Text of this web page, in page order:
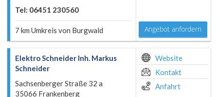
Tel: 06451 230560
7 km Umkreis von Burgwald Angebot anfordern
Elektro Schneider Inh. Markus
Schneider
Sachsenberger Straße 32 a
35066 Frankenberg
Website
Kontakt
Anfahrt